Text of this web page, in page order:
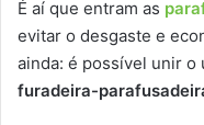
É aí que entram as
evitar o desgaste e
ainda: é possível unir o
furadeira-